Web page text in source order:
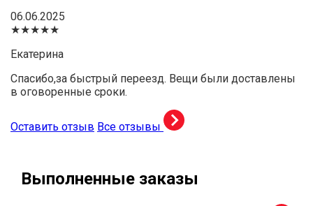
06.06.2025
★★★★★
Екатерина
Спасибо,за быстрый переезд. Вещи были доставлены
в оговоренные сроки.
Оставить отзыв Все отзывы
Выполненные заказы